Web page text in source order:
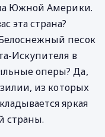
Южной Америки.
эта страна?
песок
Искупителя в
оперы? Да,
из которых
яркая
страны.